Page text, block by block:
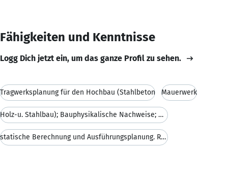
Fähigkeiten und Kenntnisse
Logg Dich jetzt ein, um das ganze Profil zu sehen.
Tragwerksplanung für den Hochbau (Stahlbeton Mauerwerk
Holz-u. Stahlbau); Bauphysikalische Nachweise; Wer
statische Berechnung und Ausführungsplanung. Refer